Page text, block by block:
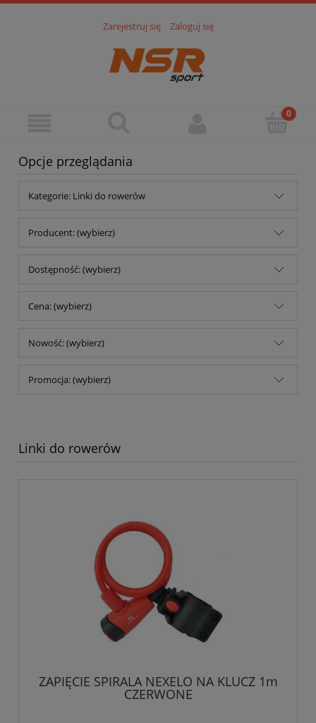
Zarejestruj się Zaloguj się
Opcje przeglądania
Kategorie: Linki do rowerów
Producent: (wybierz)
Dostępność: (wybierz)
Cena: (wybierz)
Nowość: (wybierz)
Promocja: (wybierz)
Linki do rowerów
ZAPIĘCIE SPIRALA NEXELO NA KLUCZ 1m
CZERWONE